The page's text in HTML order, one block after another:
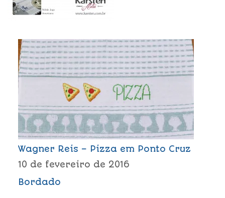
Wagner Reis – Pizza em Ponto Cruz
10 de fevereiro de 2016
Bordado